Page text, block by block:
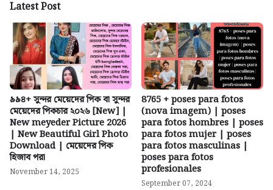
Latest Post
৯৯৪+ সুন্দর মেয়েদের পিক বা সুন্দর
মেয়েদের পিকচার ২০২৬ [New] |
New meyeder Picture 2026
| New Beautiful Girl Photo
Download | মেয়েদের পিক
হিজাব পরা
November 14, 2025
8765 + poses para fotos
(nova imagem) | poses
para fotos hombres | poses
para fotos mujer | poses
para fotos masculinas |
poses para fotos
profesionales
September 07, 2024